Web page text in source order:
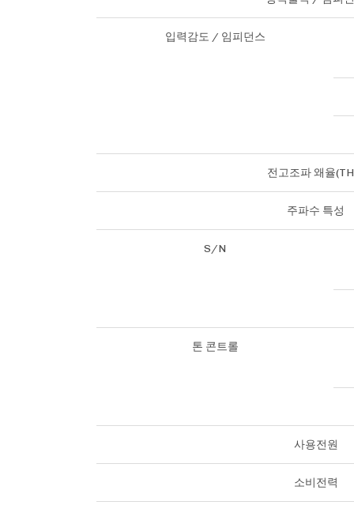
입력감도 / 임피던스
전고조파 왜율
주파수 특성
S/N
톤 콘트롤
사용전원
소비전력